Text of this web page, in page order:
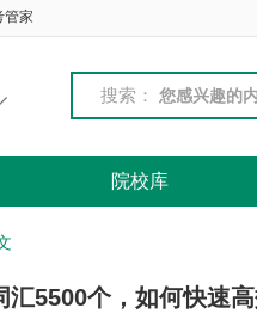
管家
搜索：
院校库
汇5500个，如何快速